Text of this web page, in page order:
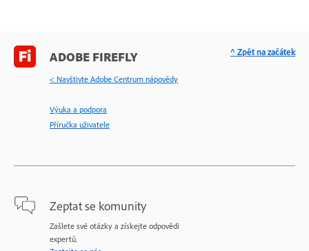
ADOBE FIREFLY
< Navštivte Adobe Centrum nápovědy
Výuka a podpora
Příručka uživatele
Zeptat se komunity
Zašlete své otázky a získejte odpovědi
expertů.
^ Zpět na začátek